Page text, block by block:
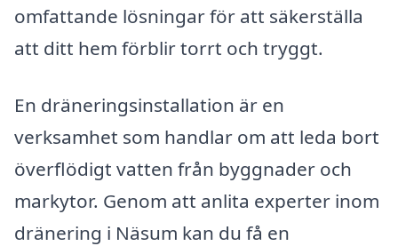
omfattande lösningar för att säkerställa
att ditt hem förblir torrt och tryggt.
En dräneringsinstallation är en
verksamhet som handlar om att leda bort
överflödigt vatten från byggnader och
markytor. Genom att anlita experter inom
dränering i Näsum kan du få en